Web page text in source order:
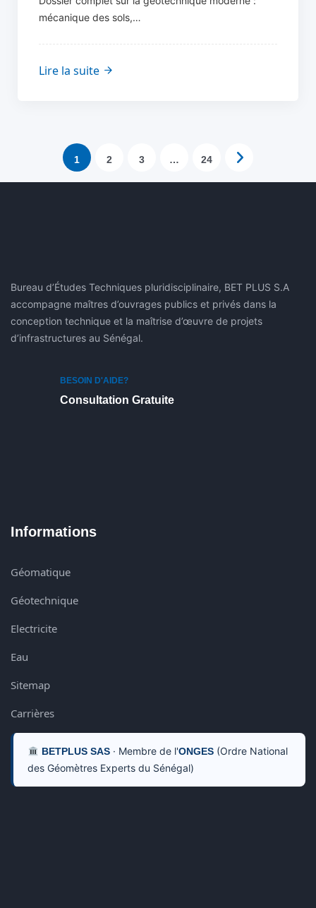
mécanique des sols,…
Lire la suite
1 2 3 … 24
Bureau d’Études Techniques pluridisciplinaire, BET PLUS S.A
accompagne maîtres d’ouvrages publics et privés dans la
conception technique et la maîtrise d’œuvre de projets
d’infrastructures au Sénégal.
BESOIN D'AIDE?
Consultation Gratuite
Informations
Géomatique
Géotechnique
Electricite
Eau
Sitemap
Carrières
BETPLUS SAS· Membre de l'ONGES(Ordre National
des Géomètres Experts du Sénégal)